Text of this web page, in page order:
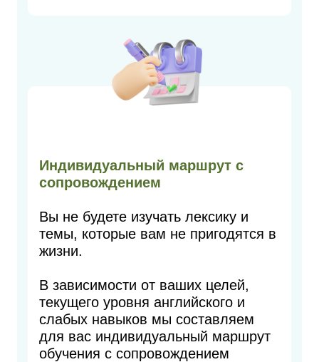
Индивидуальный маршрут с
сопровождением
Вы не будете изучать лексику и
темы, которые вам не пригодятся в
жизни.
В зависимости от ваших целей,
текущего уровня английского и
слабых навыков мы составляем
для вас индивидуальный маршрут
обучения с сопровождением